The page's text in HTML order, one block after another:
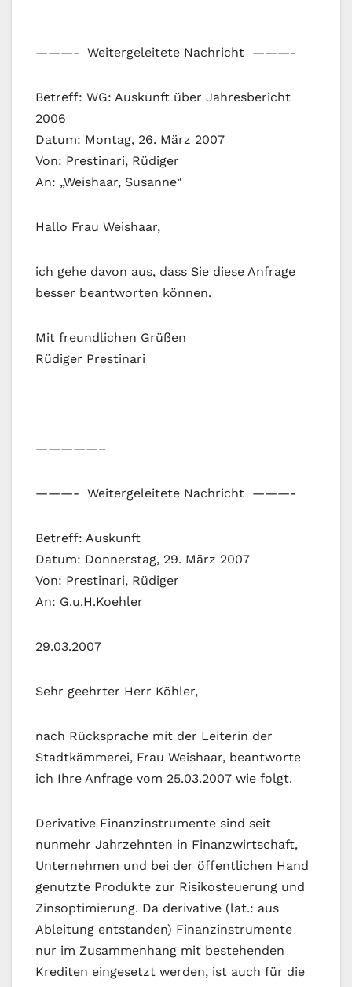
———- Weitergeleitete Nachricht ———-
Betreff: WG: Auskunft über Jahresbericht
2006
Datum: Montag, 26. März 2007
Von: Prestinari, Rüdiger
An: „Weishaar, Susanne“
Hallo Frau Weishaar,
ich gehe davon aus, dass Sie diese Anfrage
besser beantworten können.
Mit freundlichen Grüßen
Rüdiger Prestinari
—————–
———- Weitergeleitete Nachricht ———-
Betreff: Auskunft
Datum: Donnerstag, 29. März 2007
Von: Prestinari, Rüdiger
An: G.u.H.Koehler
29.03.2007
Sehr geehrter Herr Köhler,
nach Rücksprache mit der Leiterin der
Stadtkämmerei, Frau Weishaar, beantworte
ich Ihre Anfrage vom 25.03.2007 wie folgt.
Derivative Finanzinstrumente sind seit
nunmehr Jahrzehnten in Finanzwirtschaft,
Unternehmen und bei der öffentlichen Hand
genutzte Produkte zur Risikosteuerung und
Zinsoptimierung. Da derivative (lat.: aus
Ableitung entstanden) Finanzinstrumente
nur im Zusammenhang mit bestehenden
Krediten eingesetzt werden, ist auch für die